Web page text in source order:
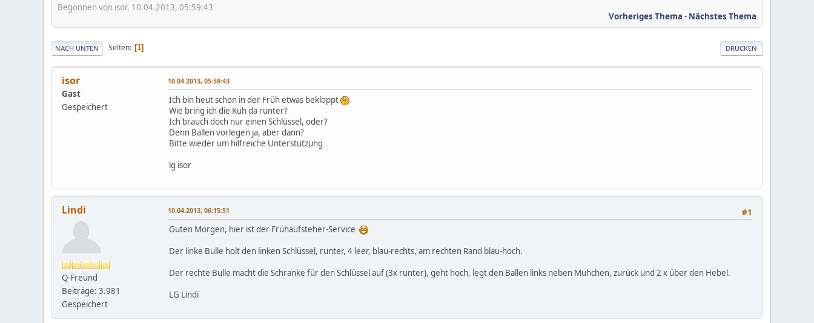
Begonnen von isor, 10.04.2013, 05:59:43
Vorheriges Thema - Nächstes Thema
DRUCKEN
NACH UNTEN Seiten 1
isor
Gast
Gespeichert
10.04.2013, 05:59:43
Ich bin heut schon in der Früh etwas bekloppt
Wie bring ich die Kuh da runter?
Ich brauch doch nur einen Schlüssel, oder?
Denn Ballen vorlegen ja, aber dann?
Bitte wieder um hilfreiche Unterstützung
lg isor
Lindi
Q-Freund
Beiträge: 3.981
Gespeichert
#1
10.04.2013, 06:15:51
Guten Morgen, hier ist der Frühaufsteher-Service
Der linke Bulle holt den linken Schlüssel, runter, 4 leer, blau-rechts, am rechten Rand blau-hoch.
Der rechte Bulle macht die Schranke für den Schlüssel auf (3x runter), geht hoch, legt den Ballen links neben Muhchen, zurück und 2 x über den Hebel.
LG Lindi